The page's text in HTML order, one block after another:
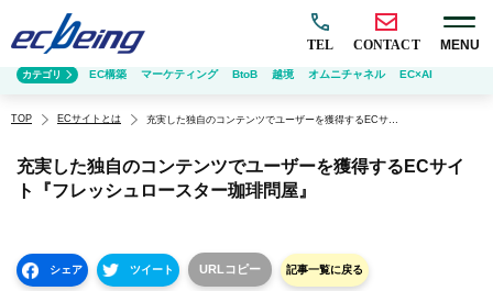
TEL CONTACT MENU
TOP ECサイトとは 充実した独自のコンテンツでユーザーを獲得するECサイト『フレッシュロースター珈琲問屋』
充実した独自のコンテンツでユーザーを獲得するECサイ
ト『フレッシュロースター珈琲問屋』
シェア ツイート URLコピー 記事一覧に戻る
カテゴリ EC構築 マーケティング BtoB 越境 オムニチャネル EC×AI